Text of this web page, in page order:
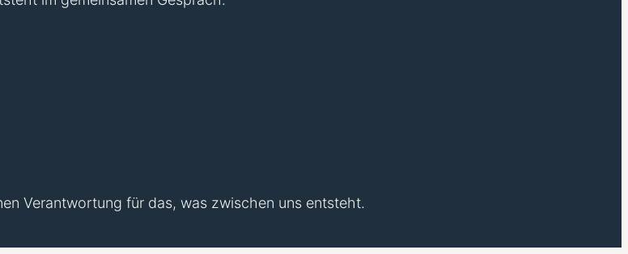
Verantwortung für das, was zwischen uns entsteht.